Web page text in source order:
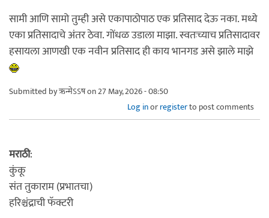
सामी आणि सामो तुम्ही असे एकापाठोपाठ एक प्रतिसाद देऊ नका. मध्ये
एका प्रतिसादाचे अंतर ठेवा. गोंधळ उडाला माझा. स्वतःच्याच प्रतिसादावर
हसायला आणखी एक नवीन प्रतिसाद ही काय भानगड असे झाले माझे
Submitted byऋन्मेऽऽषon 27 May, 2026 - 08:50
Log inorregisterto post comments
मराठी:
कुंकू
संत तुकाराम (प्रभातचा)
हरिश्चंद्राची फॅक्टरी